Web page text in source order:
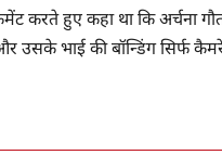
करते हुए कहा था कि अर्चना
उसके भाई की बॉन्डिंग